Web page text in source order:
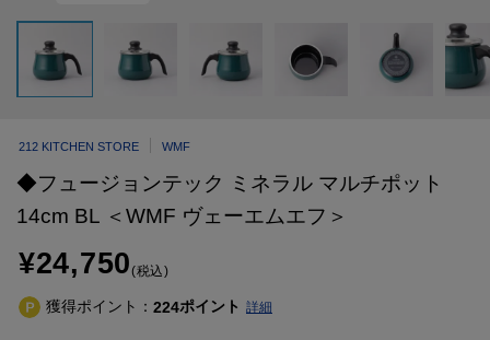
212 KITCHEN STORE WMF
◆フュージョンテック ミネラル マルチポット
14cm BL ＜WMF ヴェーエムエフ＞
¥24,750(税込)
獲得ポイント： 224ポイント 詳細